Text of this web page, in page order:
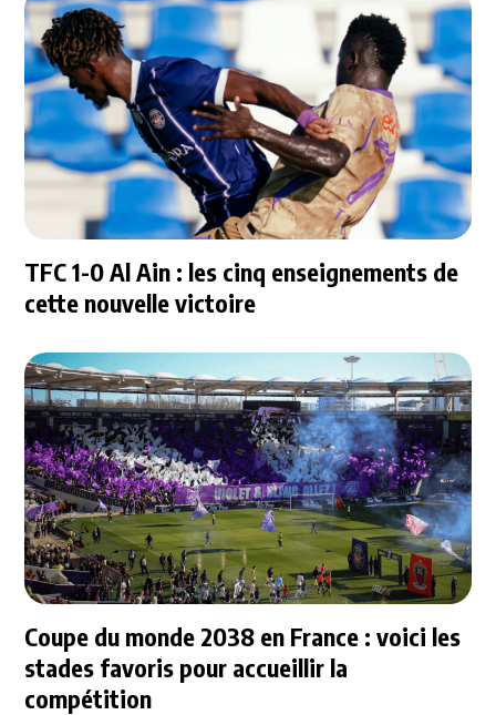
TFC 1-0 Al Ain : les cinq enseignements de
cette nouvelle victoire
Coupe du monde 2038 en France : voici les
stades favoris pour accueillir la
compétition